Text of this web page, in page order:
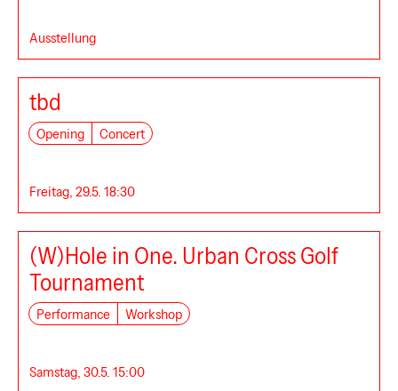
Ausstellung
tbd
Opening Concert
Freitag, 29.5. 18:30
(W)Hole in One. Urban Cross Golf
Tournament
Performance Workshop
Samstag, 30.5. 15:00